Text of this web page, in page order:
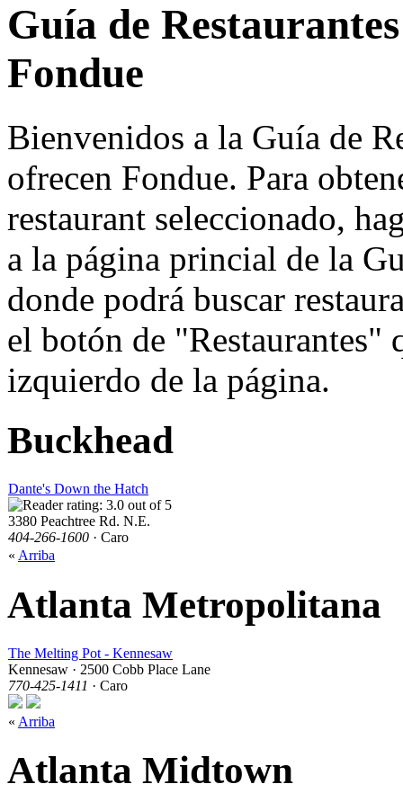
Guía de
Fondue
Bienvenidos a la Guía de
ofrecen Fondue. Para
restaurant seleccionado,
a la página princial de la
donde podrá buscar
el botón de "Restaurantes"
izquierdo de la página.
Buckhead
Dante's Down the Hatch
3380 Peachtree Rd. N.E.
404-266-1600 · Caro
« Arriba
Atlanta Metropolitana
The Melting Pot - Kennesaw
Kennesaw · 2500 Cobb Place Lane
770-425-1411 · Caro
« Arriba
Atlanta Midtown